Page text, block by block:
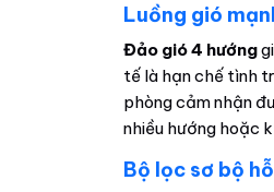
Luồng gió
Đảo gió 4 hướng
tế là hạn chế tình
phòng cảm nhận
nhiều hướng hoặc
Bộ lọc sơ bộ